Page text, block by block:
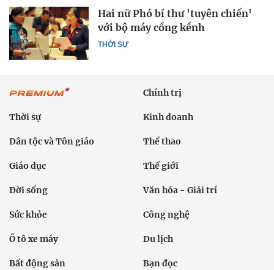
THỜI SỰ
Hai nữ Phó bí thư 'tuyên chiến'
với bộ máy cồng kềnh
Chính trị
Thời sự Kinh doanh
Dân tộc và Tôn giáo Thể thao
Giáo dục Thế giới
Đời sống Văn hóa - Giải trí
Sức khỏe Công nghệ
Ô tô xe máy Du lịch
Bất động sản Bạn đọc